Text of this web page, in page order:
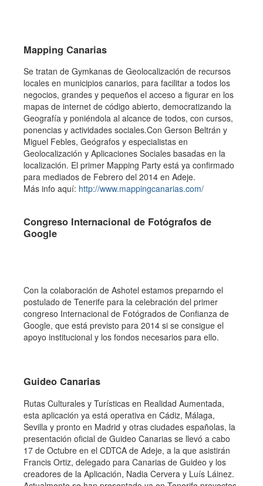
Mapping Canarias
Se tratan de Gymkanas de Geolocalización de recursos
locales en municipios canarios, para facilitar a todos los
negocios, grandes y pequeños el acceso a figurar en los
mapas de internet de código abierto, democratizando la
Geografía y poniéndola al alcance de todos, con cursos,
ponencias y actividades sociales.Con Gerson Beltrán y
Miguel Febles, Geógrafos y especialistas en
Geolocalización y Aplicaciones Sociales basadas en la
localización. El primer Mapping Party está ya confirmado
para mediados de Febrero del 2014 en Adeje.
Más info aquí: http://www.mappingcanarias.com/
Congreso Internacional de Fotógrafos de
Google
Con la colaboración de Ashotel estamos preparndo el
postulado de Tenerife para la celebración del primer
congreso Internacional de Fotógrados de Confianza de
Google, que está previsto para 2014 si se consigue el
apoyo institucional y los fondos necesarios para ello.
Guideo Canarias
Rutas Culturales y Turísticas en Realidad Aumentada,
esta aplicación ya está operativa en Cádiz, Málaga,
Sevilla y pronto en Madrid y otras ciudades españolas, la
presentación oficial de Guideo Canarias se llevó a cabo
17 de Octubre en el CDTCA de Adeje, a la que asistirán
Francis Ortiz, delegado para Canarias de Guideo y los
creadores de la Aplicación, Nadia Cervera y Luís Láinez.